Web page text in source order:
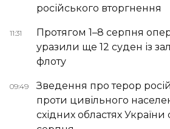
російського вторгнення
11:31
Протягом 1–8 серпня
уразили ще 12 суден із
флоту
09:49
Зведення про терор
проти цивільного
східних областях